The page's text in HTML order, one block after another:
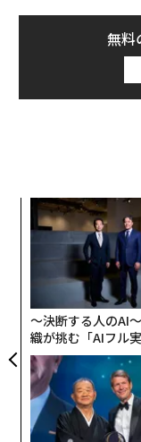
無料
〜決断する人のAI
織が挑む「AIフル
う”企業から“動く
TTドコモビジネス